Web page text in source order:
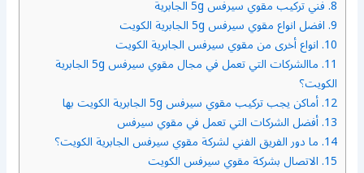
8. فني تركيب مقوي سيرفس 5g الجابرية
9. افضل انواع مقوي سيرفس 5g الجابرية الكويت
10. انواع أخرى من مقوي سيرفس الجابرية الكويت
11.
ماالشركات التي تعمل في مجال مقوي سيرفس 5g الجابرية
الكويت؟
12. أماكن يجب تركيب مقوي سيرفس 5g الجابرية الكويت بها
13. أفضل الشركات التي تعمل في مقوي سيرفس
14. ما دور الفريق الفني لشركة مقوي سيرفس الجابرية الكويت؟
15. الاتصال بشركة مقوي سيرفس الكويت